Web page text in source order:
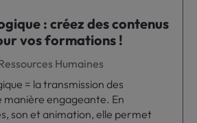
: créez des contenus
vos formations !
Humaines
= la transmission des
manière engageante. En
son et animation, elle permet